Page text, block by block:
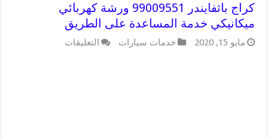
كراج باثفايندر 99009551 ورشة كهربائي
ميكانيكي خدمة المساعدة على الطريق
مايو 15, 2020 خدمات سيارات التعليقات